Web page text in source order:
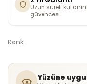
Uzun süreli
güvencesi
Renk
Yüzüne